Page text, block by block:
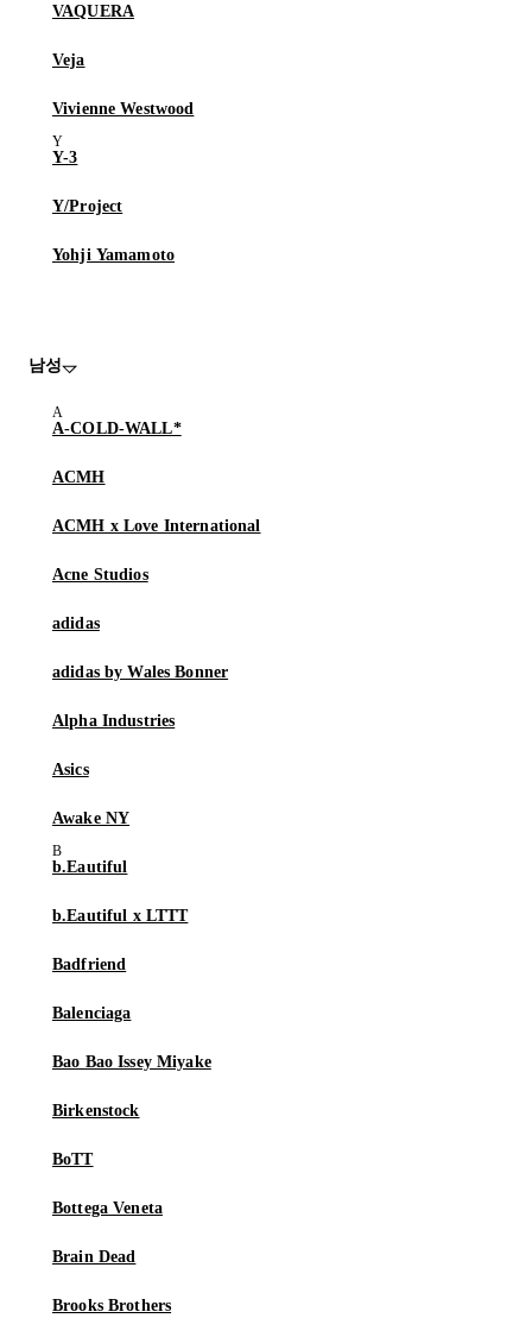
VAQUERA
Veja
Vivienne Westwood
Y-3
Y/Project
Yohji Yamamoto
남성
A-COLD-WALL*
ACMH
ACMH x Love International
Acne Studios
adidas
adidas by Wales Bonner
Alpha Industries
Asics
Awake NY
b.Eautiful
b.Eautiful x LTTT
Badfriend
Balenciaga
Bao Bao Issey Miyake
Birkenstock
BoTT
Bottega Veneta
Brain Dead
Brooks Brothers